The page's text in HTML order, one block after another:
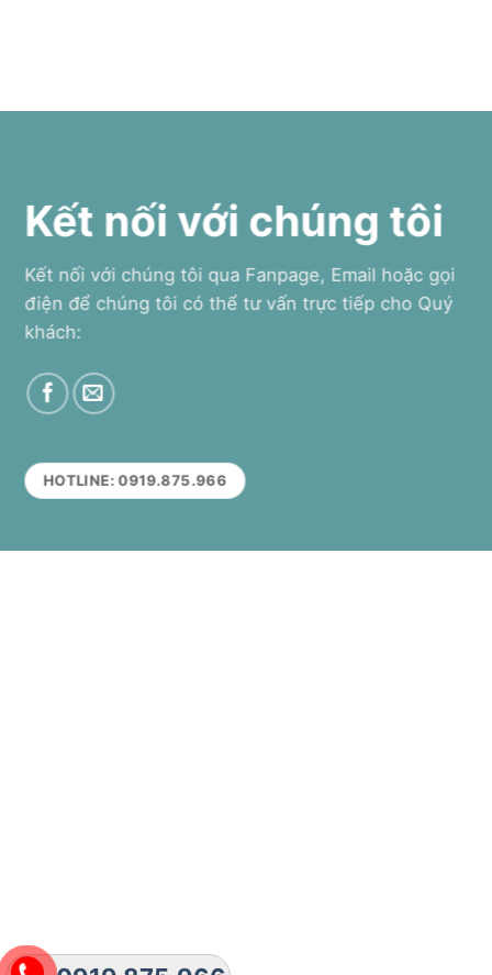
Kết nối với chúng tôi
Kết nối với chúng tôi qua Fanpage, Email hoặc gọi
điện để chúng tôi có thể tư vấn trực tiếp cho Quý
khách:
HOTLINE: 0919.875.966